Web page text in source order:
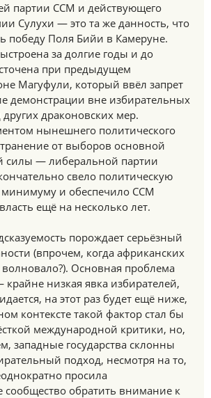
партии CCM и действующего
Сулухи — это та же данность, что
победу Поля Бийи в Камеруне.
за долгие годы и до
при предыдущем
Магуфули, который ввёл запрет
демонстрации вне избирательных
драконовских мер.
нынешнего политического
от выборов основной
силы — либеральной партии
свело политическую
и обеспечило CCM
ещё на несколько лет.
порождает серьёзный
(впрочем, когда африканских
волновало?). Основная проблема
низкая явка избирателей,
на этот раз будет ещё ниже,
контексте такой фактор стал бы
международной критики, но,
западные государства склонны
подход, несмотря на то,
просила
обратить внимание к